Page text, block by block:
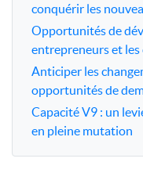
conquérir les
Opportunités de
entrepreneurs et
Anticiper les
opportunités de
Capacité V9 : un
en pleine mutation